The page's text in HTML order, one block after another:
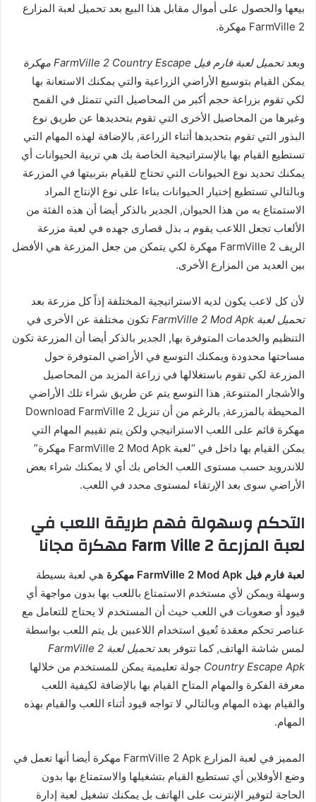
بيعها والحصول على أموال مقابل هذا البيع بعد تحميل لعبة المزارع
FarmVille 2 مهكرة.
وبعدتحميل لعبة فارم فيل FarmVille 2 Country Escape مهكرة
يمكن القيام بتوسيع الأراضي الزراعية والتي يمكنك الاستعانة بها
لكي تقوم بزراعة حجم أكبر من المحاصيل التي تتمثل في القمح
وغيرها من المحاصيل الأخرى التي تقوم بتحديدها عن طريق نوع
البذور التي تقوم بتحديدها أثناء الزراعة, بالإضافة لهذه المهام التي
تستطيع القيام بها بالإستراتيجية الخاصة بك هي تربية الحيوانات أي
يمكنك تحديد نوع الحيوانات التي تحتاج للقيام بتربيتها في المزرعة
وبالتالي تستطيع إختيار الحيوانات بناءا على نوع الإنتاج المراد
الاستمتاع به من هذا الحيوان, الجدير بالذكر أيضا أن هذه الفئة من
الألعاب تجعل اللاعب يقوم بـ بذل قصارى جهده في لعبة مزرعة
الريف FarmVille 2 مهكرة لكي يتمكن من جعل المزرعة هي الأفضل
بين العديد من المزارع الأخرى.
لأن كل لاعب يكون لديه الاستراتيجية المختلفة إذاً كل مزرعة بعد
تحميل لعبة FarmVille 2 Mod Apk
تكون مختلفة عن الأخرى في
التنظيم والخدمات المتوفرة بها, الجدير بالذكر أيضا أن المزرعة تكون
مساحتها محدودة ويمكنك التوسع في الأراضي المتوفرة حول
المزرعة لكي تقوم باستغلالها في زراعة المزيد من المحاصيل
والأشجار المتنوعة, هذا التوسع يتم عن طريق شراء تلك الأراضي
المحيطة بالمزرعة, بالرغم من أن تنزيل Download FarmVille 2
مهكرة قائم على اللعب الاستراتيجي ولكن يتم تقييم المهام التي
يمكن القيام بها داخل في “لعبة FarmVille 2 Mod Apk مهكرة”
للاندرويد حسب مستوى اللعب الخاص بك أي لا يمكنك شراء بعض
الأراضي سوى بعد الإرتقاء لمستوى محدد في اللعب.
التحكم وسهولة فهم طريقة اللعب في
لعبة المزرعة Farm Ville 2 مهكرة مجانا
لعبة فارم فيل FarmVille 2 Mod Apk مهكرة
هي لعبة بسيطة
وسهلة ويمكن لأي مستخدم الاستمتاع باللعب بها بدون مواجهة أي
قيود أو صعوبات في اللعب حيث أن المستخدم لا يحتاج للتعامل مع
عناصر تحكم معقدة تُعيق استخدام اللاعبين بل يتم اللعب بواسطة
لمس شاشة الهاتف, كما تتوفر بعد
تحميل لعبة FarmVille 2
Country Escape Apk جولة تعليمية يمكن للمستخدم من خلالها
معرفة الفكرة والمهام المتاح القيام بها بالإضافة لكيفية اللعب
والقيام بهذه المهام وبالتالي لا تواجه قيود أثناء اللعب والقيام بهذه
المهام.
المميز في لعبة المزارع FarmVille 2 Apk مهكرة أيضا أنها تعمل في
وضع الأوفلاين أي تستطيع القيام بتشغيلها والاستمتاع بها بدون
الحاجة لتوفير الإنترنت على الهاتف بل يمكنك تشغيل لعبة إدارة